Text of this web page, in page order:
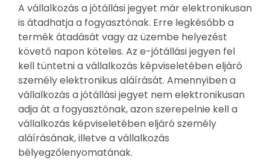
A vállalkozás a jótállási jegyet már elektronikusan
is átadhatja a fogyasztónak. Erre legkésőbb a
termék átadását vagy az üzembe helyezést
követő napon köteles. Az e-jótállási jegyen fel
kell tüntetni a vállalkozás képviseletében eljáró
személy elektronikus aláírását. Amennyiben a
vállalkozás a jótállási jegyet nem elektronikusan
adja át a fogyasztónak, azon szerepelnie kell a
vállalkozás képviseletében eljáró személy
aláírásának, illetve a vállalkozás
bélyegzőlenyomatának.